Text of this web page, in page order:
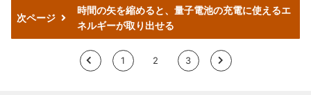
次ページ
時間の矢を縮めると、量子電池の充電に使えるエ
ネルギーが取り出せる
< 1 2 3 >